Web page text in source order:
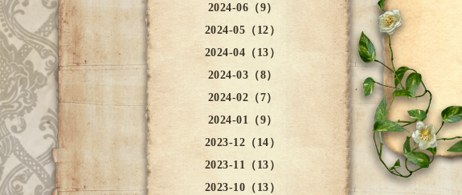
2024-06（9）
2024-05（12）
2024-04（13）
2024-03（8）
2024-02（7）
2024-01（9）
2023-12（14）
2023-11（13）
2023-10（13）